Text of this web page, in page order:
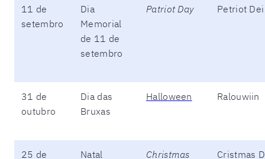
11 de
setembro
Dia
Memorial
de 11 de
setembro
Patriot Day Petriot Dei
31 de
outubro
Dia das
Bruxas
Halloween Ralouwiin
25 de
Natal
Christmas
Cristmas